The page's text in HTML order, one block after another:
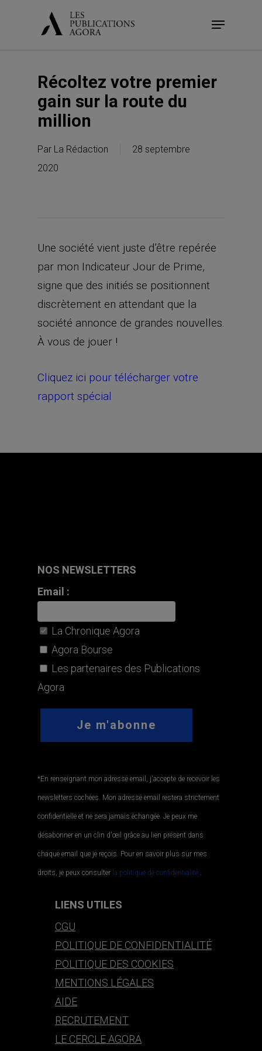
Menu
Récoltez votre premier
gain sur la route du
million
Par La Rédaction
28 septembre
2020
Une société vient juste d’être repérée
par mon Indicateur Jour de Prime,
signe que des initiés se positionnent
discrètement en attendant que la
société annonce de grandes nouvelles.
À vous de jouer !
Cliquez ici pour télécharger votre
rapport spécial
NOS NEWSLETTERS
Email :
La Chronique Agora
Agora Bourse
Les partenaires des Publications
Agora
*En renseignant mon adresse email, j'accepte de recevoir les
newsletters cochées. Mon adresse email restera strictement
confidentielle et ne sera jamais échangée. Je peux me
désabonner en un clin d'œil grâce au lien présent dans
chaque email que je reçois. Pour en savoir plus sur mes
droits, je peux consulter la politique de confidentialité.
LIENS UTILES
CGU
POLITIQUE DE CONFIDENTIALITÉ
POLITIQUE DES COOKIES
MENTIONS LÉGALES
AIDE
RECRUTEMENT
LE CERCLE AGORA